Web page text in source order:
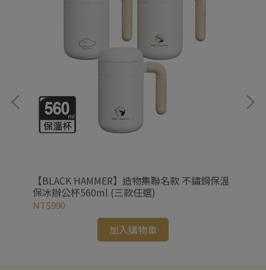
【BLACK HAMMER】造物集聯名款 不鏽鋼保溫
保冰辦公杯560ml (三款任選)
NT$990
加入購物車